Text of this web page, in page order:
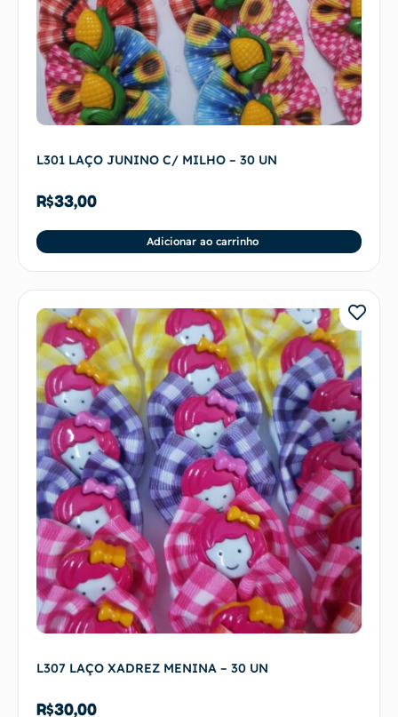
L301 LAÇO JUNINO C/ MILHO – 30 UN
R$33,00
Adicionar ao carrinho
L307 LAÇO XADREZ MENINA – 30 UN
R$30,00